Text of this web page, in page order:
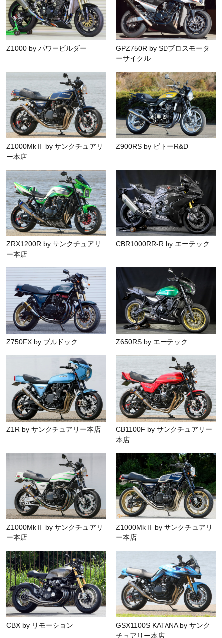
Z1000 by パワービルダー
GPZ750R by SDブロスモータ
ーサイクル
Z1000MkⅡ by サンクチュアリ
ー本店
Z900RS by ビトーR&D
ZRX1200R by サンクチュアリ
ー本店
CBR1000RR-R by エーテック
Z750FX by ブルドック Z650RS by エーテック
Z1R by サンクチュアリー本店
CB1100F by サンクチュアリー
本店
Z1000MkⅡ by サンクチュアリ
ー本店
Z1000MkⅡ by サンクチュアリ
ー本店
CBX by リモーション
GSX1100S KATANA by サンク
チュアリー本店